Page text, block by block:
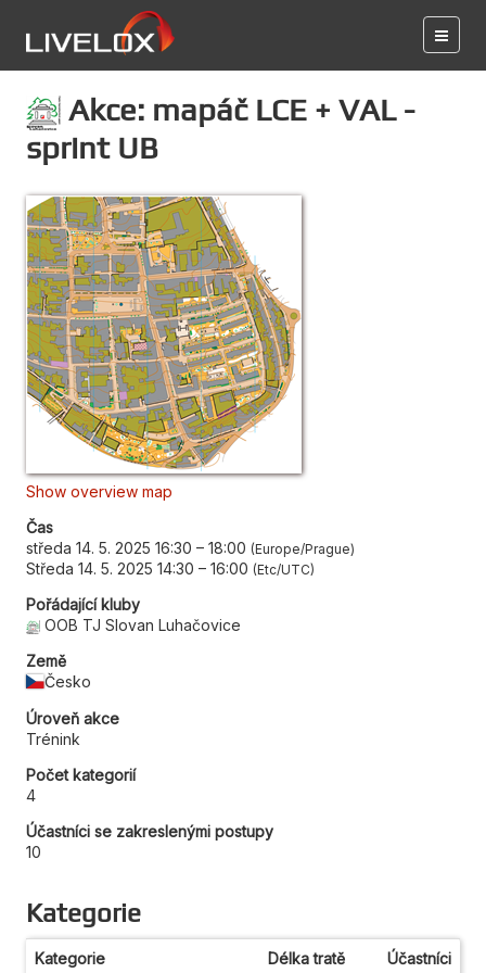
Akce: mapáč LCE + VAL -
sprint UB
Show overview map
Čas
středa 14. 5. 2025 16:30 – 18:00 Europe/Prague
Středa 14. 5. 2025 14:30 – 16:00 Etc/UTC
Pořádající kluby
OOB TJ Slovan Luhačovice
Země
Česko
Úroveň akce
Trénink
Počet kategorií
4
Účastníci se zakreslenými postupy
10
Kategorie
Kategorie Délka tratě Účastníci